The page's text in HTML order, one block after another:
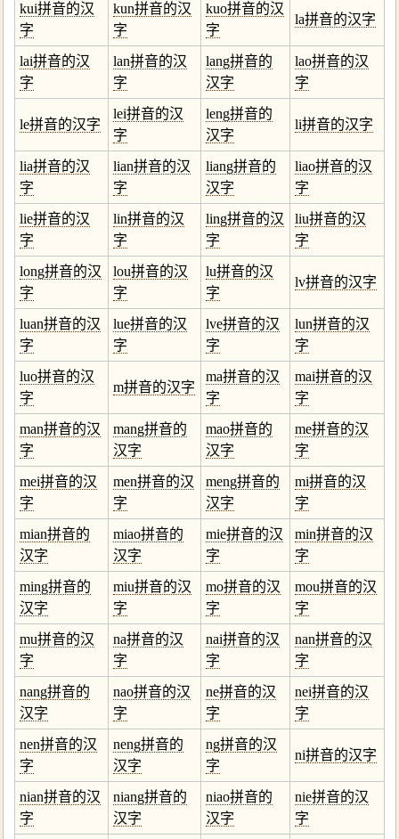
kui拼音的汉
字
kun拼音的汉
字
kuo拼音的汉
字
la拼音的汉字
lai拼音的汉
字
lan拼音的汉
字
lang拼音的
汉字
lao拼音的汉
字
le拼音的汉字
lei拼音的汉
字
leng拼音的
汉字
li拼音的汉字
lia拼音的汉
字
lian拼音的汉
字
liang拼音的
汉字
liao拼音的汉
字
lie拼音的汉
字
lin拼音的汉
字
ling拼音的汉
字
liu拼音的汉
字
long拼音的汉
字
lou拼音的汉
字
lu拼音的汉
字
lv拼音的汉字
luan拼音的汉
字
lue拼音的汉
字
lve拼音的汉
字
lun拼音的汉
字
luo拼音的汉
字
m拼音的汉字
ma拼音的汉
字
mai拼音的汉
字
man拼音的汉
字
mang拼音的
汉字
mao拼音的
汉字
me拼音的汉
字
mei拼音的汉
字
men拼音的汉
字
meng拼音的
汉字
mi拼音的汉
字
mian拼音的
汉字
miao拼音的
汉字
mie拼音的汉
字
min拼音的汉
字
ming拼音的
汉字
miu拼音的汉
字
mo拼音的汉
字
mou拼音的汉
字
mu拼音的汉
字
na拼音的汉
字
nai拼音的汉
字
nan拼音的汉
字
nang拼音的
汉字
nao拼音的汉
字
ne拼音的汉
字
nei拼音的汉
字
nen拼音的汉
字
neng拼音的
汉字
ng拼音的汉
字
ni拼音的汉字
nian拼音的汉
字
niang拼音的
汉字
niao拼音的
汉字
nie拼音的汉
字